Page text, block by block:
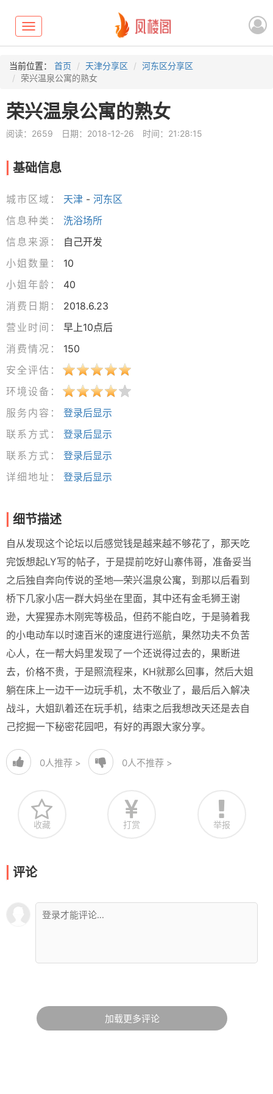
Toggle
navigation
当前位置： 首页 天津分享区
河东区分享区
荣兴温泉公寓的熟女
荣兴温泉公寓的熟女
阅读：2659 日期：2018-12-26 时间：21:28:15
基础信息
城市区域： 天津 - 河东区
信息种类：
洗浴场所
信息来源：
自己开发
小姐数量：
10
小姐年龄：
40
消费日期：
2018.6.23
营业时间：
早上10点后
消费情况：
150
安全评估：
环境设备：
服务内容：
登录后显示
联系方式：
登录后显示
联系方式：
登录后显示
详细地址：
登录后显示
细节描述
自从发现这个论坛以后感觉钱是越来越不够花了，那天吃
完饭想起LY写的帖子，于是提前吃好山寨伟哥，准备妥当
之后独自奔向传说的圣地—荣兴温泉公寓，到那以后看到
桥下几家小店一群大妈坐在里面，其中还有金毛狮王谢
逊，大猩猩赤木刚宪等极品，但药不能白吃，于是骑着我
的小电动车以时速百米的速度进行巡航，果然功夫不负苦
心人，在一帮大妈里发现了一个还说得过去的，果断进
去，价格不贵，于是照流程来，KH就那么回事，然后大姐
躺在床上一边干一边玩手机，太不敬业了，最后后入解决
战斗，大姐趴着还在玩手机，结束之后我想改天还是去自
己挖掘一下秘密花园吧，有好的再跟大家分享。
0人推荐 > 0人不推荐 >
收藏 打赏 举报
评论
加载更多评论